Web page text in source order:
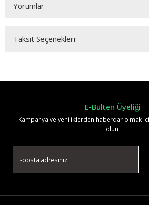
Yorumlar
Taksit Seçenekleri
E-Bülten Üyeliği
Kampanya ve yeniliklerden haberdar olmak
olun.